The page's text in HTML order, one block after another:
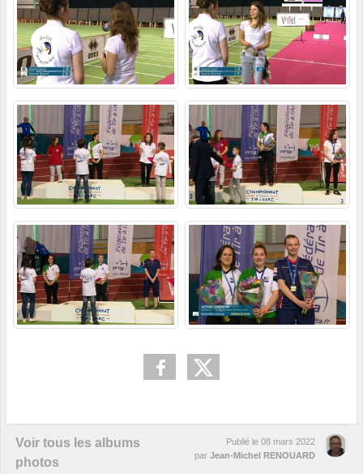
Voir tous les albums
photos
Publié le 08 mars 2022
par Jean-Michel RENOUARD